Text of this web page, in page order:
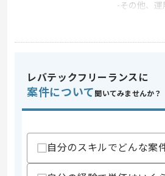
-その他、
開発ツール
この案件の
業界
業務内容
レバテックフリーランスに
案件について 聞いてみませんか？
自分のスキルでどんな案